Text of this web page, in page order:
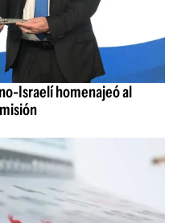
Israelí homenajeó al